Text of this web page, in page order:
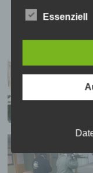
beispielsweise
Datenschutz-
Mittels dieser
Unternehmen
verarbeiteten
informieren.
zustehenden
Essenziell